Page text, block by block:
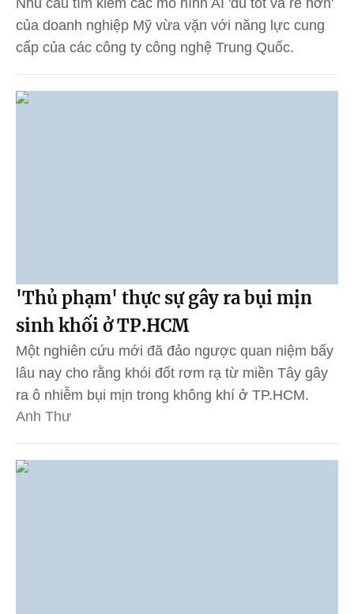
của doanh nghiệp Mỹ vừa vặn với năng lực cung
cấp của các công ty công nghệ Trung Quốc.
'Thủ phạm' thực sự gây ra bụi mịn
sinh khối ở TP.HCM
Một nghiên cứu mới đã đảo ngược quan niệm bấy
lâu nay cho rằng khói đốt rơm rạ từ miền Tây gây
ra ô nhiễm bụi mịn trong không khí ở TP.HCM.
Anh Thư